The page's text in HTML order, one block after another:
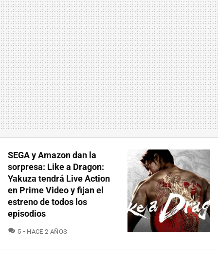
SEGA y Amazon dan la
sorpresa: Like a Dragon:
Yakuza tendrá Live Action
en Prime Video y fijan el
estreno de todos los
episodios
5 COMENTARIOS
HACE 2 AÑOS